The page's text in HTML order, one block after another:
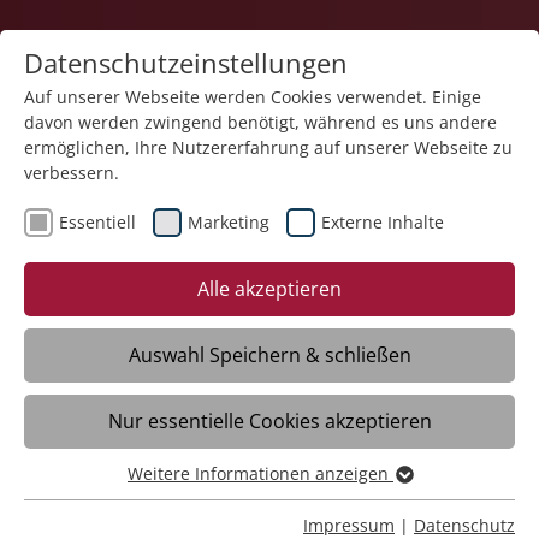
Pflege
Sozialstation St. Anna Weingarten
Datenschutzeinstellungen
Auf unserer Webseite werden Cookies verwendet. Einige
davon werden zwingend benötigt, während es uns andere
ermöglichen, Ihre Nutzererfahrung auf unserer Webseite zu
verbessern.
Essentiell Marketing Externe Inhalte
Alle akzeptieren
Auswahl Speichern & schließen
Nur essentielle Cookies akzeptieren
Essentiell
Essentielle Cookies werden für grundlegende Funktionen
Weitere Informationen anzeigen
Impressum | Datenschutz